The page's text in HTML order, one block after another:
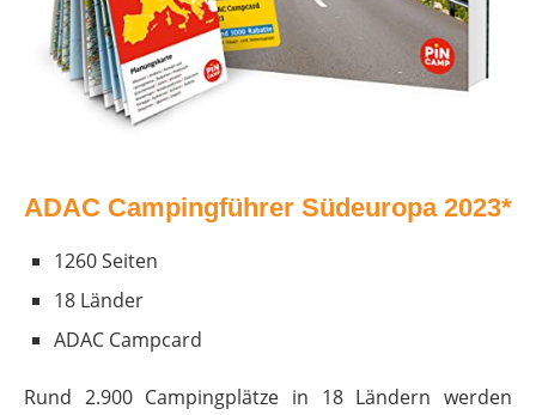
ADAC Campingführer Südeuropa2023*
1260 Seiten
18 Länder
ADAC Campcard
Rund 2.900 Campingplätze in 18 Ländern werden